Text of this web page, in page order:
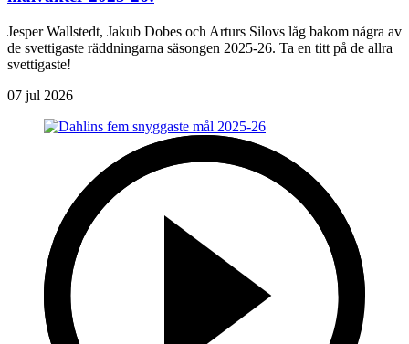
Jesper Wallstedt, Jakub Dobes och Arturs Silovs låg bakom några av
de svettigaste räddningarna säsongen 2025-26. Ta en titt på de allra
svettigaste!
07 jul 2026